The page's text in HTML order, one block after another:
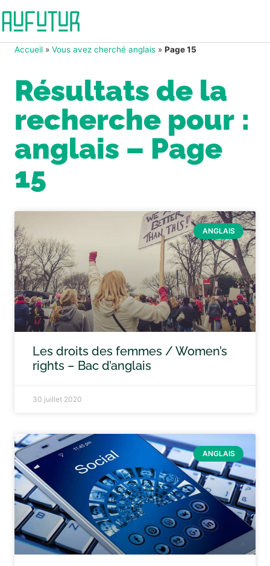
Accueil » Vous avez cherché anglais » Page 15
Résultats de la
recherche pour :
anglais – Page
15
ANGLAIS
Les droits des femmes / Women’s
rights – Bac d’anglais
30 juillet 2020
ANGLAIS